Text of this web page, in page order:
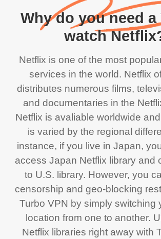
Why do you need a
watch
Netflix is one of the most
services in the world. Netflix
distributes numerous films,
and documentaries in the
Netflix is avaliable worldwide
is varied by the regional
instance, if you live in Japan,
access Japan Netflix library and
to U.S. library. However, you
censorship and geo-blocking
Turbo VPN by simply switching
location from one to another.
Netflix libraries right away with